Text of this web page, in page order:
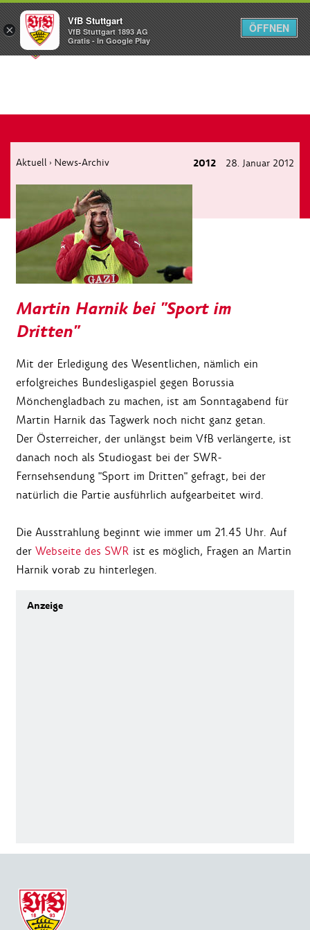
Menü
Aktuell › News-Archiv 2012 28. Januar 2012
Martin Harnik bei "Sport im
Dritten"
Mit der Erledigung des Wesentlichen, nämlich ein
erfolgreiches Bundesligaspiel gegen Borussia
Mönchengladbach zu machen, ist am Sonntagabend für
Martin Harnik das Tagwerk noch nicht ganz getan.
Der Österreicher, der unlängst beim VfB verlängerte, ist
danach noch als Studiogast bei der SWR-
Fernsehsendung "Sport im Dritten" gefragt, bei der
natürlich die Partie ausführlich aufgearbeitet wird.
Die Ausstrahlung beginnt wie immer um 21.45 Uhr. Auf
der Webseite des SWR ist es möglich, Fragen an Martin
Harnik vorab zu hinterlegen.
×
VfB Stuttgart
VfB Stuttgart 1893 AG
Gratis - In Google Play
ÖFFNEN